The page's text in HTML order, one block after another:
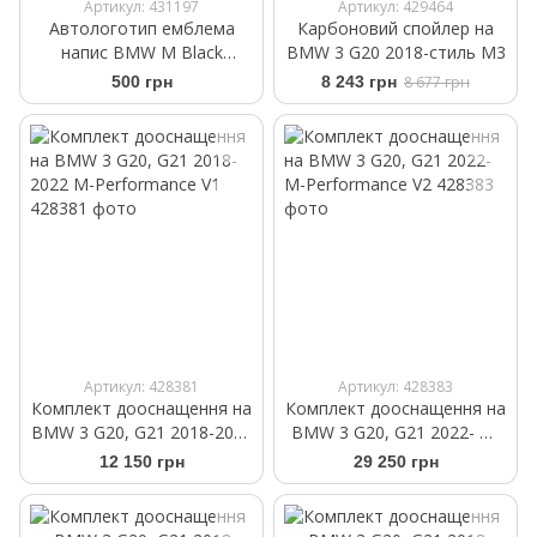
Артикул: 431197
Автологотип емблема
напис BMW M Black
Shadow Edition 45мм
500 грн
Артикул: 429464
Карбоновий спойлер на
BMW 3 G20 2018-стиль M3
8 243 грн 8 677 грн
Артикул: 428381
Комплект дооснащення на
BMW 3 G20, G21 2018-2022
M-Performance V1
12 150 грн
Артикул: 428383
Комплект дооснащення на
BMW 3 G20, G21 2022- M-
Performance V2
29 250 грн